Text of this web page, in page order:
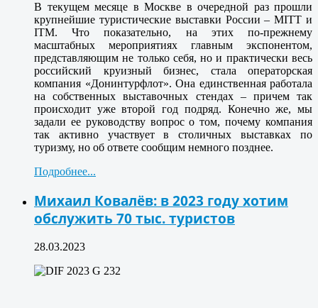
В текущем месяце в Москве в очередной раз прошли
крупнейшие туристические выставки России – MITT и
ITM. Что показательно, на этих по-прежнему
масштабных мероприятиях главным экспонентом,
представляющим не только себя, но и практически весь
российский круизный бизнес, стала операторская
компания «Донинтурфлот». Она единственная работала
на собственных выставочных стендах – причем так
происходит уже второй год подряд. Конечно же, мы
задали ее руководству вопрос о том, почему компания
так активно участвует в столичных выставках по
туризму, но об ответе сообщим немного позднее.
Подробнее...
Михаил Ковалёв: в 2023 году хотим
обслужить 70 тыс. туристов
28.03.2023